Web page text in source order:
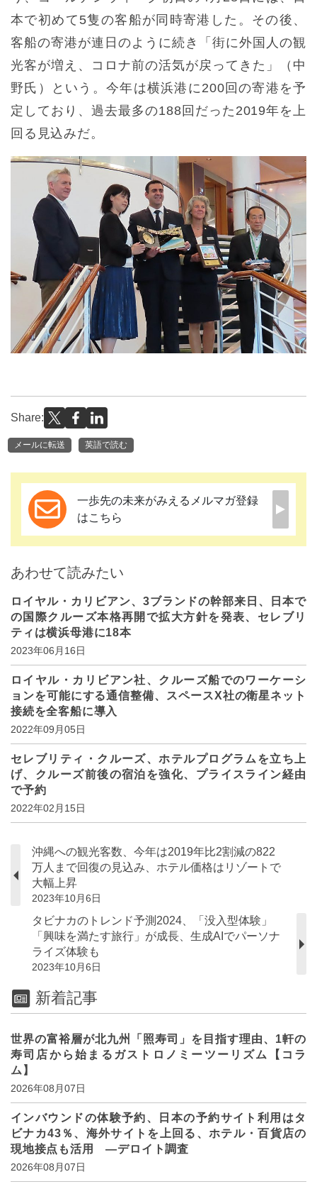
本で初めて5隻の客船が同時寄港した。その後、
客船の寄港が連日のように続き「街に外国人の観
光客が増え、コロナ前の活気が戻ってきた」（中
野氏）という。今年は横浜港に200回の寄港を予
定しており、過去最多の188回だった2019年を上
回る見込みだ。
Share:
メールに転送 英語で読む
一歩先の未来がみえるメルマガ登録
はこちら
あわせて読みたい
ロイヤル・カリビアン、3ブランドの幹部来日、日本で
の国際クルーズ本格再開で拡大方針を発表、セレブリ
ティは横浜母港に18本
2023年06月16日
ロイヤル・カリビアン社、クルーズ船でのワーケーシ
ョンを可能にする通信整備、スペースX社の衛星ネット
接続を全客船に導入
2022年09月05日
セレブリティ・クルーズ、ホテルプログラムを立ち上
げ、クルーズ前後の宿泊を強化、プライスライン経由
で予約
2022年02月15日
沖縄への観光客数、今年は2019年比2割減の822
万人まで回復の見込み、ホテル価格はリゾートで
大幅上昇
2023年10月6日
タビナカのトレンド予測2024、「没入型体験」
「興味を満たす旅行」が成長、生成AIでパーソナ
ライズ体験も
2023年10月6日
新着記事
世界の富裕層が北九州「照寿司」を目指す理由、1軒の
寿司店から始まるガストロノミーツーリズム【コラ
ム】
2026年08月07日
インバウンドの体験予約、日本の予約サイト利用はタ
ビナカ43％、海外サイトを上回る、ホテル・百貨店の
現地接点も活用 ―デロイト調査
2026年08月07日